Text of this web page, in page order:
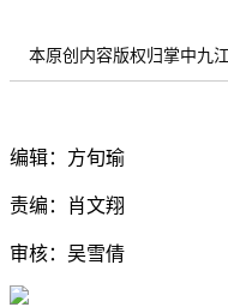
本原创内容版权归掌中九
编辑：方旬瑜
责编：肖文翔
审核：吴雪倩